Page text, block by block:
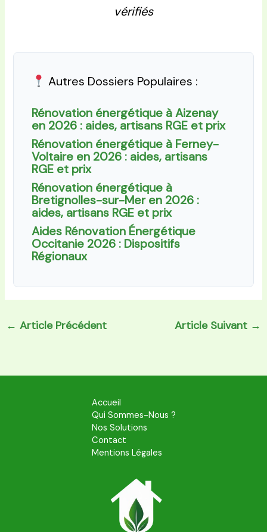
vérifiés
Autres Dossiers Populaires :
Rénovation énergétique à Aizenay
en 2026 : aides, artisans RGE et prix
Rénovation énergétique à Ferney-
Voltaire en 2026 : aides, artisans
RGE et prix
Rénovation énergétique à
Bretignolles-sur-Mer en 2026 :
aides, artisans RGE et prix
Aides Rénovation Énergétique
Occitanie 2026 : Dispositifs
Régionaux
← Article Précédent Article Suivant →
Accueil
Qui Sommes-Nous ?
Nos Solutions
Contact
Mentions Légales